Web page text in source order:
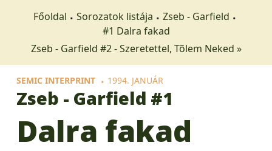
Főoldal Sorozatok listája
Zseb - Garfield
#1 Dalra fakad
Zseb - Garfield #2 - Szeretettel, Tõlem Neked »
SEMIC INTERPRINT 1994. JANUÁR
Zseb - Garfield #1
Dalra fakad